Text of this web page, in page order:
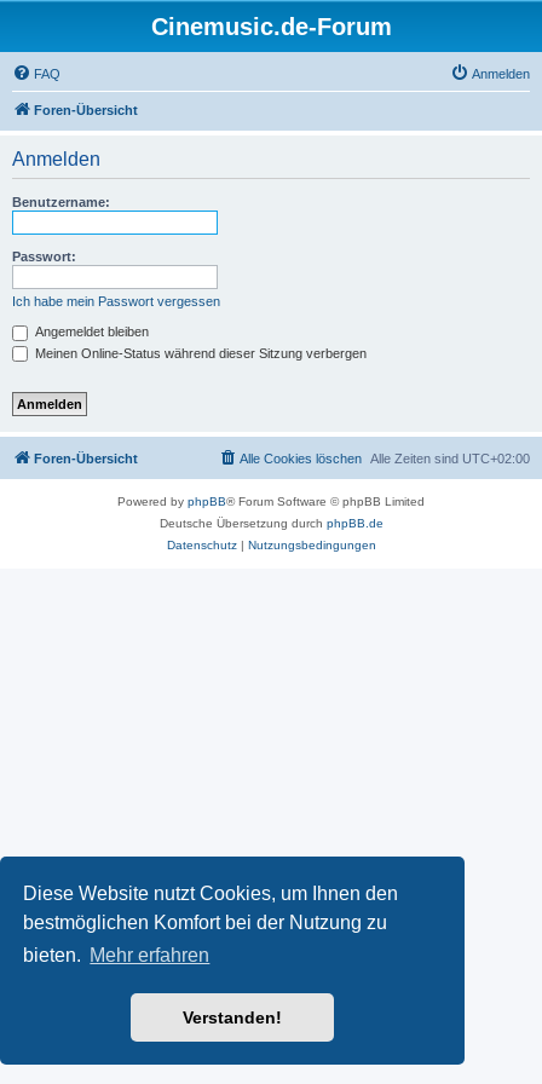
Diese Website nutzt Cookies, um Ihnen den
bestmöglichen Komfort bei der Nutzung zu
bieten. Mehr erfahren
Verstanden!
Cinemusic.de-Forum
FAQ Anmelden
Foren-Übersicht
Anmelden
Benutzername:
Passwort:
Ich habe mein Passwort vergessen
Angemeldet bleiben
Meinen Online-Status während dieser Sitzung verbergen
Foren-Übersicht Alle Zeiten sind UTC+02:00
Alle Cookies löschen
Powered by phpBB® Forum Software © phpBB Limited
Deutsche Übersetzung durch phpBB.de
Datenschutz| Nutzungsbedingungen